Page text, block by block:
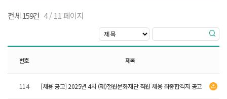
전체 159건 4 / 11 페이지
번호 제목
114 [채용 공고] 2025년 4차 (재)철원문화재단 직원 채용 최종합격자 공고